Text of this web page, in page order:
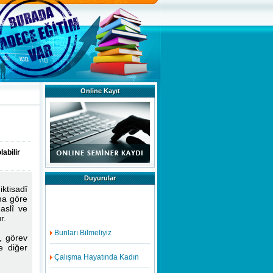
göre
ve
görev
diğer
Online Kayıt
Duyurular